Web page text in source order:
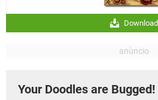
Download
Your Doodles are Bugged!